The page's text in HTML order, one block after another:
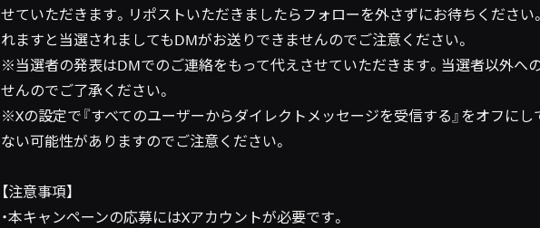
せていただきます。リポストいただきましたらフォローを外さずにお待ちください
れますと当選されましてもDMがお送りできませんのでご注意ください。
※当選者の発表はDMでのご連絡をもって代えさせていただきます。当選者以外へ
せんのでご了承ください。
※Xの設定で『すべてのユーザーからダイレクトメッセージを受信する』をオフに
ない可能性がありますのでご注意ください。
【注意事項】
・本キャンペーンの応募にはXアカウントが必要です。